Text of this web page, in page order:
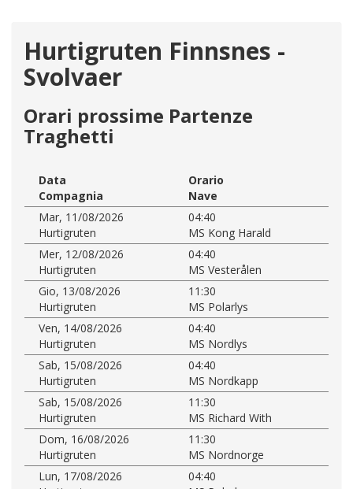
Hurtigruten Finnsnes -
Svolvaer
Orari prossime Partenze
Traghetti
Data
Orario
Compagnia
Nave
Mar, 11/08/2026
04:40
Hurtigruten
MS Kong Harald
Mer, 12/08/2026
04:40
Hurtigruten
MS Vesterålen
Gio, 13/08/2026
11:30
Hurtigruten
MS Polarlys
Ven, 14/08/2026
04:40
Hurtigruten
MS Nordlys
Sab, 15/08/2026
04:40
Hurtigruten
MS Nordkapp
Sab, 15/08/2026
11:30
Hurtigruten
MS Richard With
Dom, 16/08/2026
11:30
Hurtigruten
MS Nordnorge
Lun, 17/08/2026
04:40